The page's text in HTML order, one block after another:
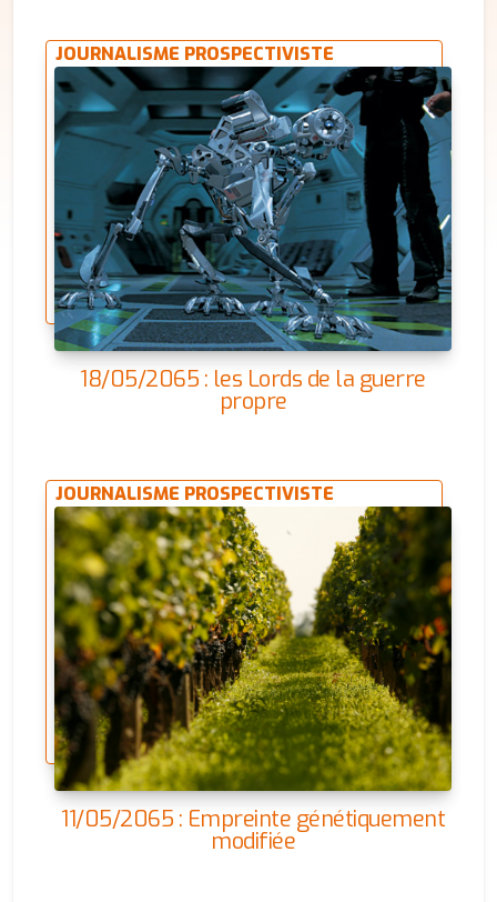
JOURNALISME PROSPECTIVISTE
18/05/2065 : les Lords de la guerre
propre
JOURNALISME PROSPECTIVISTE
11/05/2065 : Empreinte génétiquement
modifiée